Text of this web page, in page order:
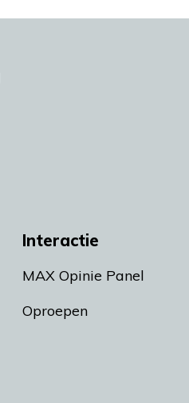
Interactie
MAX Opinie Panel
Oproepen